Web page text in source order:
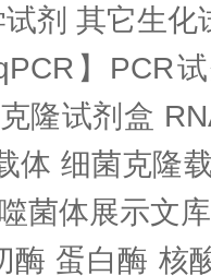
剂 其它生化
qPCR】PCR
隆试剂盒
体 细菌克隆
菌体展示文库
酶 蛋白酶 核